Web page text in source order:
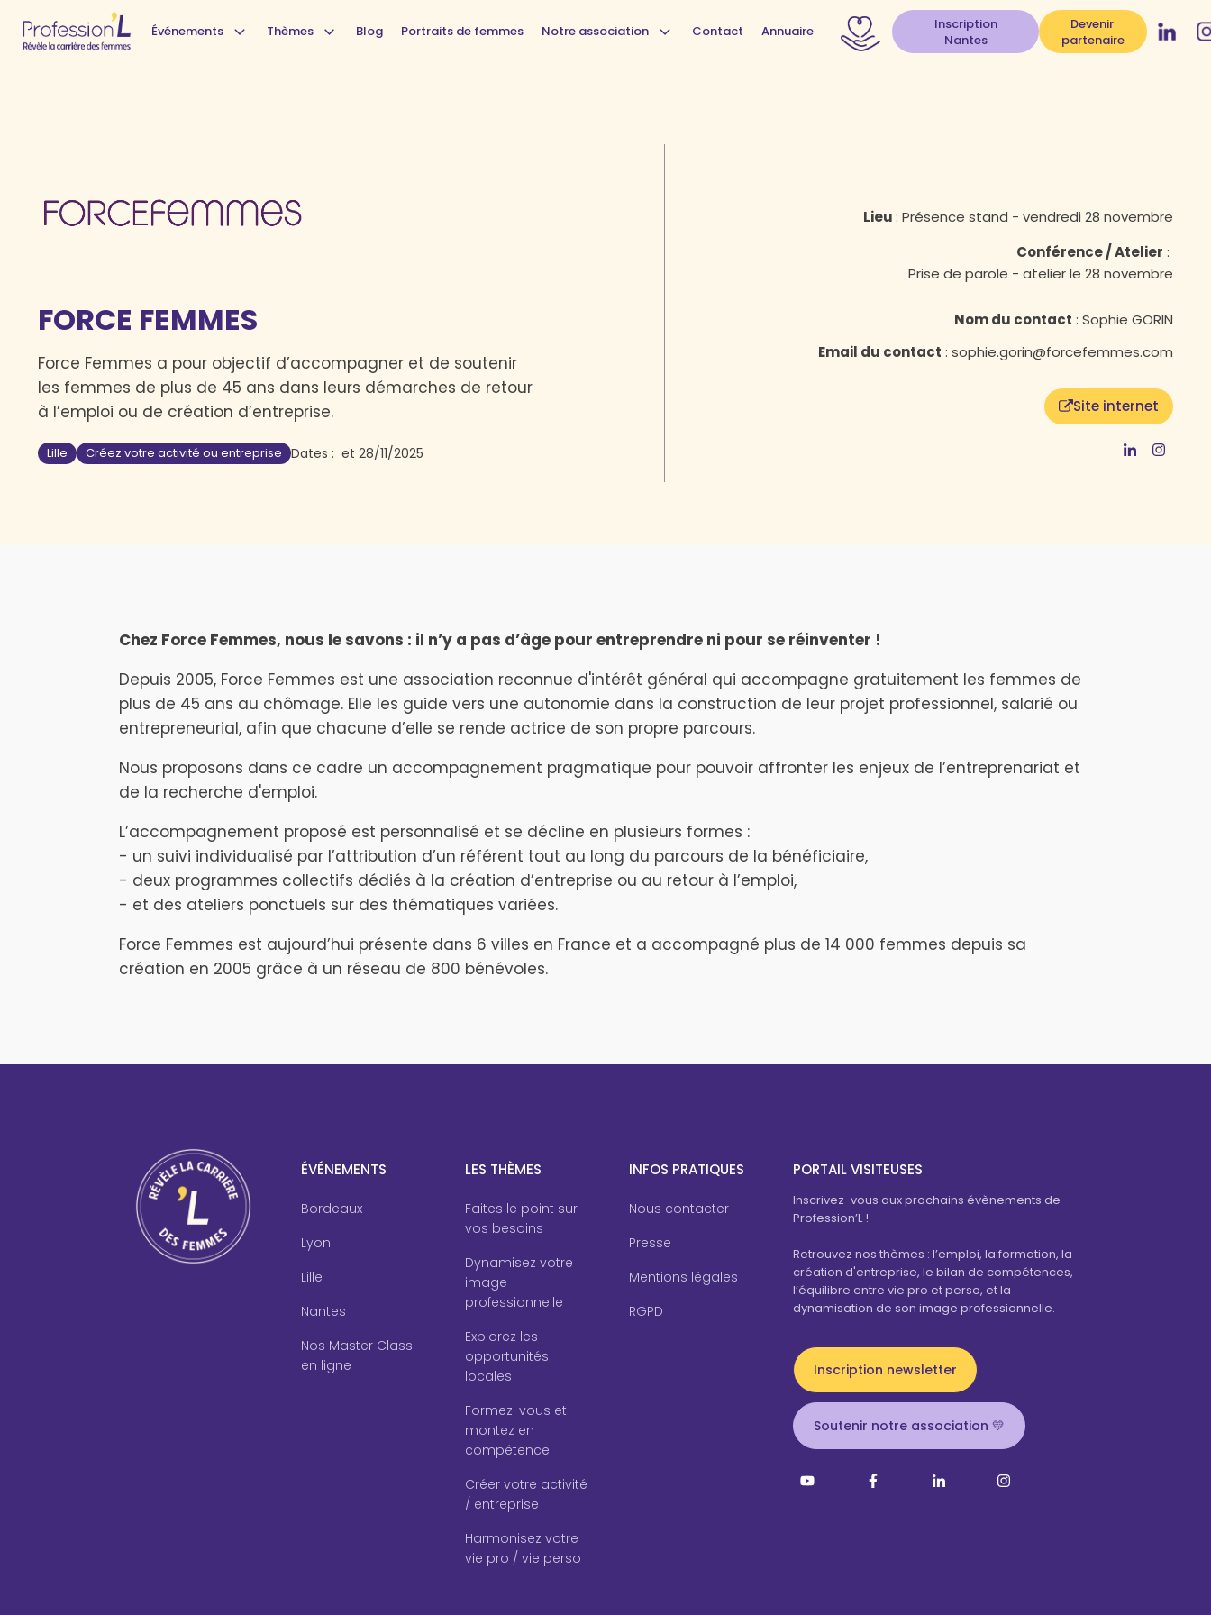
Événements Thèmes Blog Portraits de femmes Notre association Contact Annuaire
Inscription
Nantes
Devenir
partenaire
FORCE FEMMES
Force Femmes a pour objectif d’accompagner et de soutenir
les femmes de plus de 45 ans dans leurs démarches de retour
à l’emploi ou de création d’entreprise.
Lille Créez votre activité ou entreprise Dates : et 28/11/2025
Lieu: Présence stand - vendredi 28 novembre
Conférence / Atelier :
Prise de parole - atelier le 28 novembre
Nom du contact : Sophie GORIN
Email du contact : sophie.gorin@forcefemmes.com
Site internet
Chez Force Femmes, nous le savons : il n’y a pas d’âge pour entreprendre ni pour se réinventer !
Depuis 2005, Force Femmes est une association reconnue d'intérêt général qui accompagne gratuitement les femmes de
plus de 45 ans au chômage. Elle les guide vers une autonomie dans la construction de leur projet professionnel, salarié ou
entrepreneurial, afin que chacune d’elle se rende actrice de son propre parcours.
Nous proposons dans ce cadre un accompagnement pragmatique pour pouvoir affronter les enjeux de l’entreprenariat et
de la recherche d'emploi.
L’accompagnement proposé est personnalisé et se décline en plusieurs formes :
- un suivi individualisé par l’attribution d’un référent tout au long du parcours de la bénéficiaire,
- deux programmes collectifs dédiés à la création d’entreprise ou au retour à l’emploi,
- et des ateliers ponctuels sur des thématiques variées.
Force Femmes est aujourd’hui présente dans 6 villes en France et a accompagné plus de 14 000 femmes depuis sa
création en 2005 grâce à un réseau de 800 bénévoles.
ÉVÉNEMENTS
Bordeaux
Lyon
Lille
Nantes
Nos Master Class
en ligne
LES THÈMES
Faites le point sur
vos besoins
Dynamisez votre
image
professionnelle
Explorez les
opportunités
locales
Formez-vous et
montez en
compétence
Créer votre activité
/ entreprise
Harmonisez votre
vie pro / vie perso
INFOS PRATIQUES
Nous contacter
Presse
Mentions légales
RGPD
PORTAIL VISITEUSES
Inscrivez-vous aux prochains évènements de
Profession’L !
Retrouvez nos thèmes : l’emploi, la formation, la
création d'entreprise, le bilan de compétences,
l’équilibre entre vie pro et perso, et la
dynamisation de son image professionnelle.
Inscription newsletter
Soutenir notre association 💛